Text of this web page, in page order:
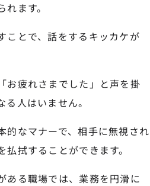
ます。
ことで、話をするキッカケが
お疲れさまでした」と声を掛
人はいません。
的なマナーで、相手に無視され
拭することができます。
ある職場では、業務を円滑に